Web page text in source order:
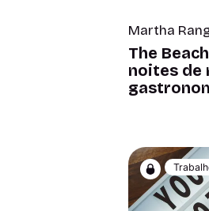
Martha
The
noites de